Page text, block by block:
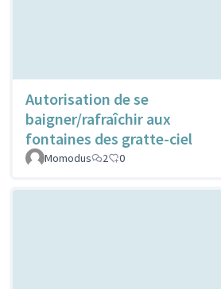
Autorisation de se
baigner/rafraîchir aux
fontaines des gratte-ciel
Momodus 2 0